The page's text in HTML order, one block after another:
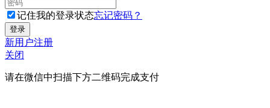
记住我的登录状态忘记密码？
新用户注册
关闭
请在微信中扫描下方二维码完成支付